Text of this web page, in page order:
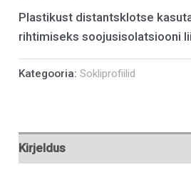
Plastikust distantsklotse
rihtimiseks soojusisolatsiooni
Kategooria:Sokliprofiilid
Kirjeldus